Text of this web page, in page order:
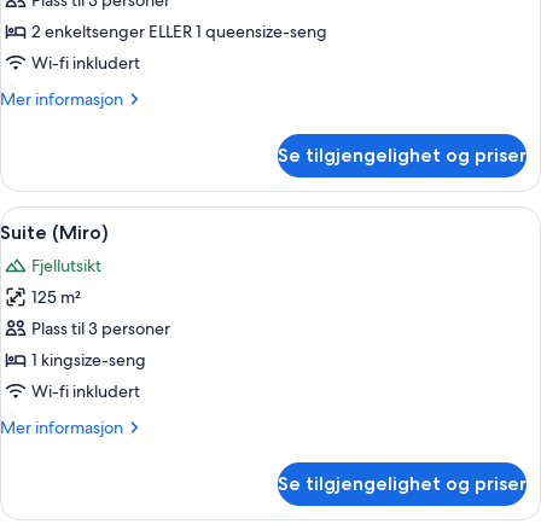
–
junior
2 enkeltsenger ELLER 1 queensize-seng
Wi-fi inkludert
Mer informasjon
Mer
–
junior
Se tilgjengelighet og priser
Åpne
alle
bildene
av
Suite
(Miro)
Suite (Miro) | Sengetøy av topp
20
Suite (Miro)
Fjellutsikt
125 m²
Plass til 3 personer
1 kingsize-seng
Wi-fi inkludert
Mer informasjon
Mer
(Miro)
Se tilgjengelighet og priser